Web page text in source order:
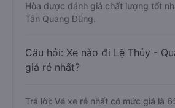
Hòa được đánh giá chất lượng tốt
Tân Quang Dũng.
Câu hỏi: Xe nào đi Lệ Thủy -
giá rẻ nhất?
Trả lời: Vé xe rẻ nhất có mức giá là